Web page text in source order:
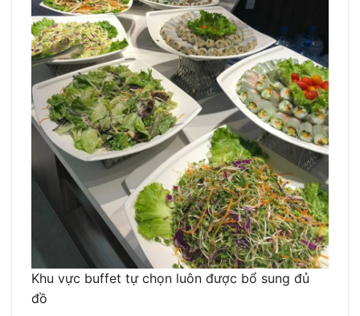
Khu vực buffet tự chọn luôn được bổ sung đủ
đồ